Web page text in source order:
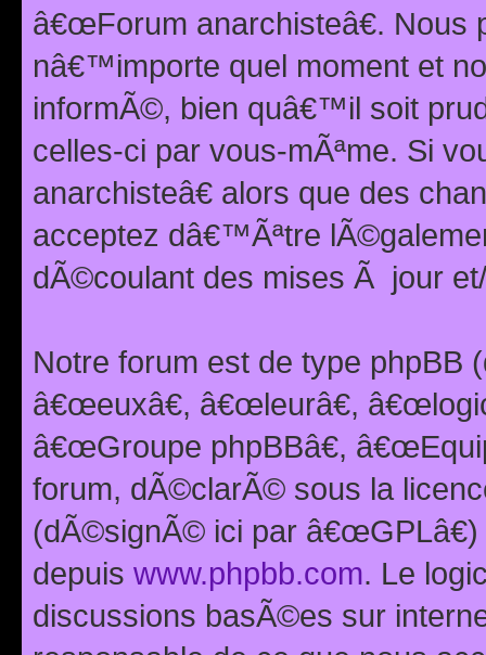
â€œForum anarchisteâ€.
nâ€™importe quel moment et
informÃ©, bien quâ€™il soit
celles-ci par vous-mÃªme. Si
anarchisteâ€ alors que des
acceptez dâ€™Ãªtre
dÃ©coulant des mises Ã jour
Notre forum est de type phpBB
â€œeuxâ€, â€œleurâ€,
â€œGroupe phpBBâ€,
forum, dÃ©clarÃ© sous la
(dÃ©signÃ© ici par
depuis www.phpbb.com. Le
discussions basÃ©es sur